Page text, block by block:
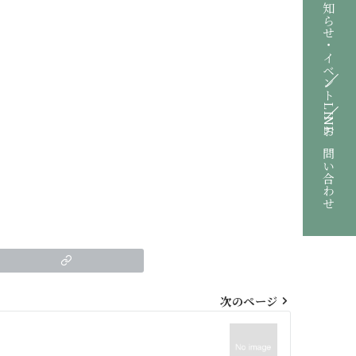
次のページ
お知らせ・イベント
LINE
お問い合わせ